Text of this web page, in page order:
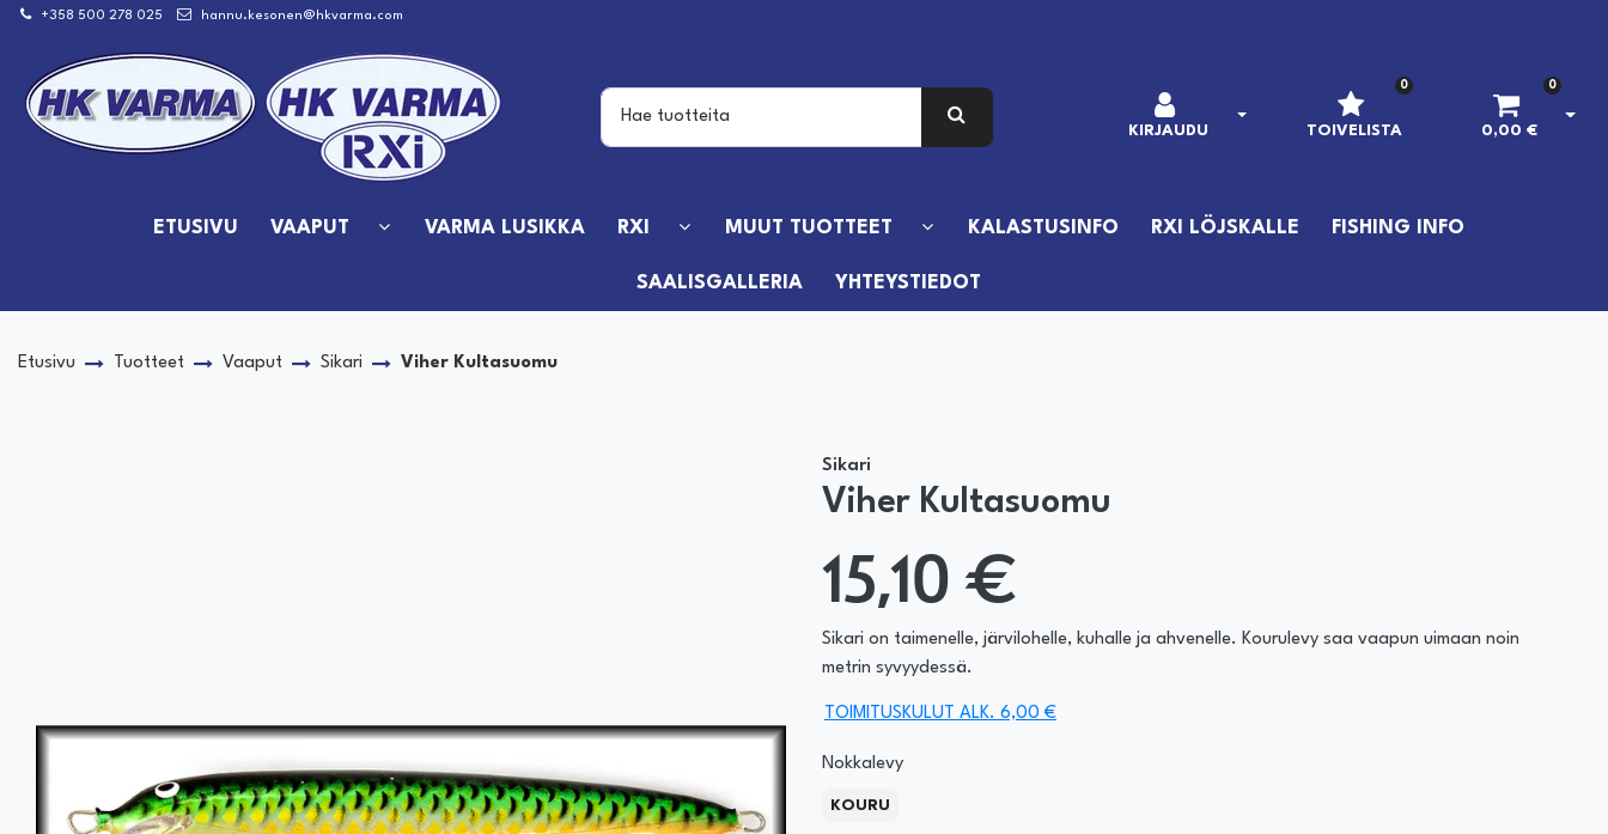
Siirry pääsisältöön
+358 500 278 025 hannu.kesonen@hkvarma.com
KIRJAUDU
AVAA KIRJAUTUMINEN
TOIVELISTA
0 0
0,00 €
ETUSIVU VAAPUT VARMA LUSIKKA RXI MUUT TUOTTEET KALASTUSINFO RXI LÖJSKALLE FISHING INFO
SAALISGALLERIA YHTEYSTIEDOT
Etusivu Tuotteet Vaaput Sikari Viher Kultasuomu
Sikari
Viher Kultasuomu
15,10 €
Sikari on taimenelle, järvilohelle, kuhalle ja ahvenelle. Kourulevy saa vaapun uimaan noin
metrin syvyydessä.
TOIMITUSKULUT ALK. 6,00 €
Nokkalevy
KOURU